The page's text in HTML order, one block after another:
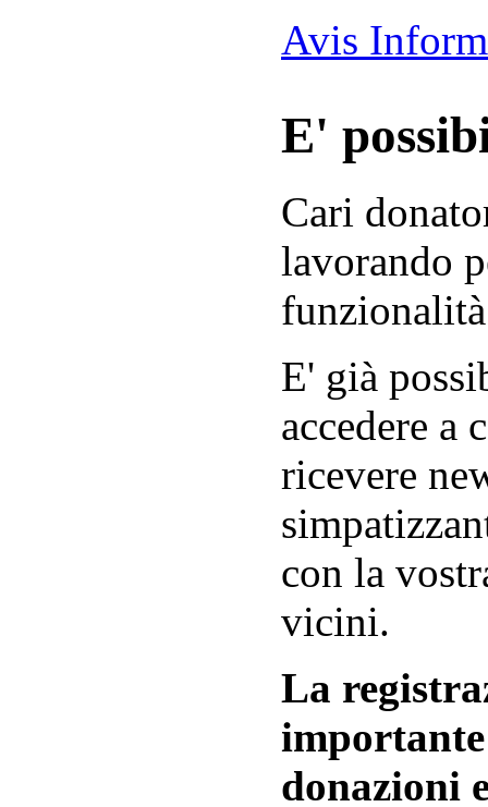
Avis
E'
Cari
lavorando
E' già
accedere a
ricevere
con la
vicini.
La
donazioni